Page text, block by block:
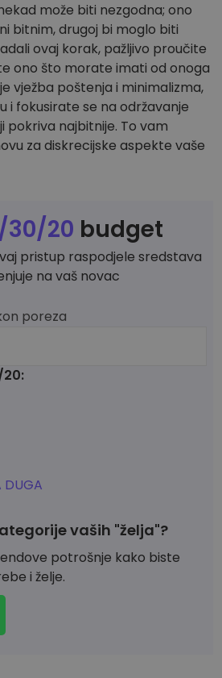
može biti nezgodna; ono
bitnim, drugoj bi moglo biti
ovaj korak, pažljivo proučite
ono što morate imati od onoga
vježba poštenja i minimalizma,
i fokusirate se na održavanje
pokriva najbitnije. To vam
za diskrecijske aspekte vaše
30/20 budget
pristup raspodjele sredstava
na vaš novac
poreza
vaših "želja"?
potrošnje kako biste
i želje.
DUGA